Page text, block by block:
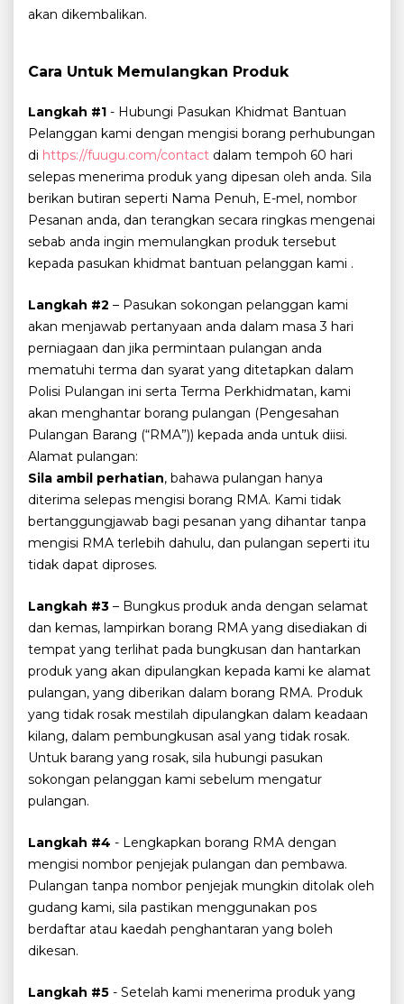
akan dikembalikan.
Cara Untuk Memulangkan Produk
Langkah #1 - Hubungi Pasukan Khidmat Bantuan
Pelanggan kami dengan mengisi borang perhubungan
di https://fuugu.com/contact dalam tempoh 60 hari
selepas menerima produk yang dipesan oleh anda. Sila
berikan butiran seperti Nama Penuh, E-mel, nombor
Pesanan anda, dan terangkan secara ringkas mengenai
sebab anda ingin memulangkan produk tersebut
kepada pasukan khidmat bantuan pelanggan kami .
Langkah #2 – Pasukan sokongan pelanggan kami
akan menjawab pertanyaan anda dalam masa 3 hari
perniagaan dan jika permintaan pulangan anda
mematuhi terma dan syarat yang ditetapkan dalam
Polisi Pulangan ini serta Terma Perkhidmatan, kami
akan menghantar borang pulangan (Pengesahan
Pulangan Barang (“RMA”)) kepada anda untuk diisi.
Alamat pulangan:
Sila ambil perhatian, bahawa pulangan hanya
diterima selepas mengisi borang RMA. Kami tidak
bertanggungjawab bagi pesanan yang dihantar tanpa
mengisi RMA terlebih dahulu, dan pulangan seperti itu
tidak dapat diproses.
Langkah #3 – Bungkus produk anda dengan selamat
dan kemas, lampirkan borang RMA yang disediakan di
tempat yang terlihat pada bungkusan dan hantarkan
produk yang akan dipulangkan kepada kami ke alamat
pulangan, yang diberikan dalam borang RMA. Produk
yang tidak rosak mestilah dipulangkan dalam keadaan
kilang, dalam pembungkusan asal yang tidak rosak.
Untuk barang yang rosak, sila hubungi pasukan
sokongan pelanggan kami sebelum mengatur
pulangan.
Langkah #4 - Lengkapkan borang RMA dengan
mengisi nombor penjejak pulangan dan pembawa.
Pulangan tanpa nombor penjejak mungkin ditolak oleh
gudang kami, sila pastikan menggunakan pos
berdaftar atau kaedah penghantaran yang boleh
dikesan.
Langkah #5 - Setelah kami menerima produk yang